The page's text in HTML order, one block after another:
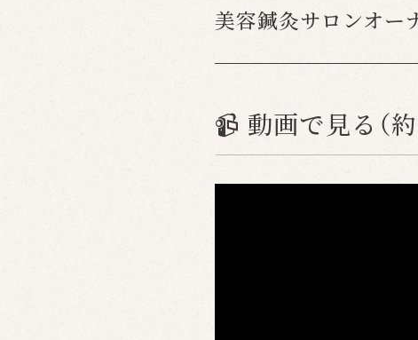
美容鍼灸サロンオー
📹 動画で見る（約